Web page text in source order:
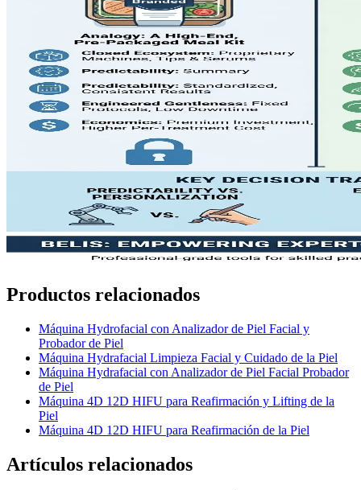
Productos relacionados
Máquina Hydrofacial con Analizador de Piel Facial y
Probador de Piel
Máquina Hydrafacial Limpieza Facial y Cuidado de la Piel
Máquina Hydrafacial con Analizador de Piel Facial Probador
de Piel
Máquina 4D 12D HIFU para Reafirmación y Lifting de la
Piel
Máquina 4D 12D HIFU para Reafirmación de la Piel
Artículos relacionados